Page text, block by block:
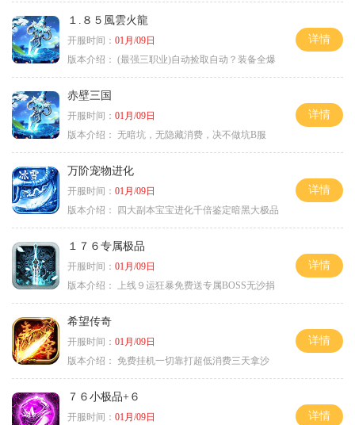
１.８５風雲火龍
开服时间： 01月/09日
版本介绍： (最强三职业)自动捡取自动？装备全爆
详情
赤壁三国
开服时间： 01月/09日
版本介绍： 无暗坑，无隐藏消费，决不做坑B服
详情
万阶宠物进化
开服时间： 01月/09日
版本介绍：
四大副本宝宝进化千倍鉴定暗黑大极品
详情
１７６专属极品
开服时间： 01月/09日
版本介绍：
上线９运狂暴免费送专属BOSS无沙捐
详情
希望传奇
开服时间： 01月/09日
版本介绍： 免费挂机一切靠打超低消费三天拿沙
详情
７６小极品+６
开服时间： 01月/09日
详情